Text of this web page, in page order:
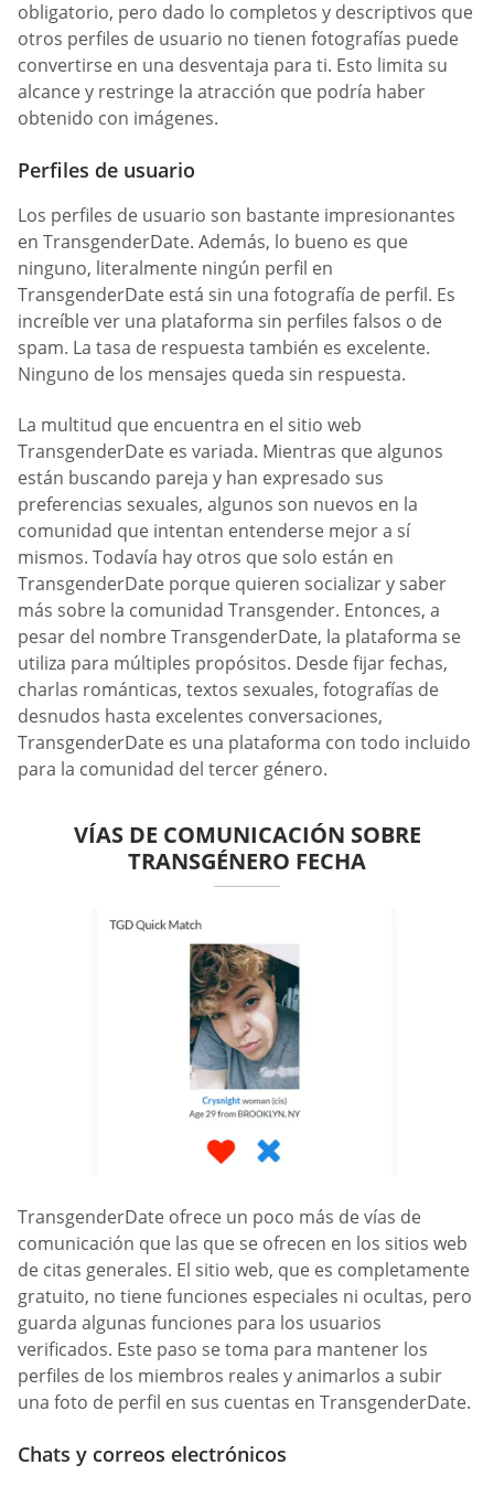
obligatorio, pero dado lo completos y descriptivos que
otros perfiles de usuario no tienen fotografías puede
convertirse en una desventaja para ti. Esto limita su
alcance y restringe la atracción que podría haber
obtenido con imágenes.
Perfiles de usuario
Los perfiles de usuario son bastante impresionantes
en TransgenderDate. Además, lo bueno es que
ninguno, literalmente ningún perfil en
TransgenderDate está sin una fotografía de perfil. Es
increíble ver una plataforma sin perfiles falsos o de
spam. La tasa de respuesta también es excelente.
Ninguno de los mensajes queda sin respuesta.
La multitud que encuentra en el sitio web
TransgenderDate es variada. Mientras que algunos
están buscando pareja y han expresado sus
preferencias sexuales, algunos son nuevos en la
comunidad que intentan entenderse mejor a sí
mismos. Todavía hay otros que solo están en
TransgenderDate porque quieren socializar y saber
más sobre la comunidad Transgender. Entonces, a
pesar del nombre TransgenderDate, la plataforma se
utiliza para múltiples propósitos. Desde fijar fechas,
charlas románticas, textos sexuales, fotografías de
desnudos hasta excelentes conversaciones,
TransgenderDate es una plataforma con todo incluido
para la comunidad del tercer género.
VÍAS DE COMUNICACIÓN SOBRE
TRANSGÉNERO FECHA
TransgenderDate ofrece un poco más de vías de
comunicación que las que se ofrecen en los sitios web
de citas generales. El sitio web, que es completamente
gratuito, no tiene funciones especiales ni ocultas, pero
guarda algunas funciones para los usuarios
verificados. Este paso se toma para mantener los
perfiles de los miembros reales y animarlos a subir
una foto de perfil en sus cuentas en TransgenderDate.
Chats y correos electrónicos